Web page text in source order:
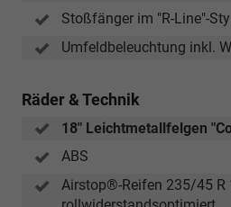
Stoßfänger im "R-Line"-
Umfeldbeleuchtung inkl.
Räder & Technik
18" Leichtmetallfelgen
ABS
Airstop®-Reifen 235/45 R